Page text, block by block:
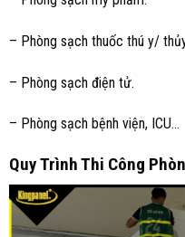
– Phòng sạch thuốc thú y/
– Phòng sạch điện tử.
– Phòng sạch bệnh viện, ICU…
Quy Trình Thi Công